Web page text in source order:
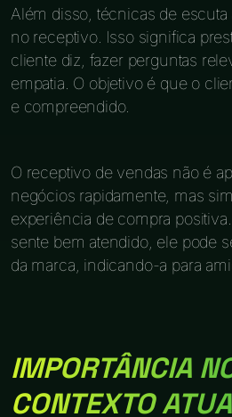
Além disso, técnicas de escuta
no receptivo. Isso significa
cliente diz, fazer perguntas
empatia. O objetivo é que o
e compreendido.
O receptivo de vendas não é
negócios rapidamente, mas
experiência de compra
sente bem atendido, ele pode
da marca, indicando-a para
IMPORTÂNCIA
CONTEXTO